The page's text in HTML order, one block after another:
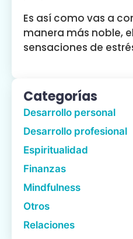
Es así como vas a
manera más noble,
sensaciones de
Categorías
Desarrollo personal
Desarrollo profesional
Espiritualidad
Finanzas
Mindfulness
Otros
Relaciones